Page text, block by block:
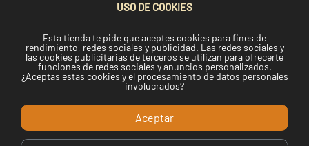
Copyright © 2024 Telemaki.com.Desarrollado por Dasys
USO DE COOKIES
Esta tienda te pide que aceptes cookies para fines de
rendimiento, redes sociales y publicidad. Las redes sociales y
las cookies publicitarias de terceros se utilizan para ofrecerte
funciones de redes sociales y anuncios personalizados.
¿Aceptas estas cookies y el procesamiento de datos personales
involucrados?
Aceptar